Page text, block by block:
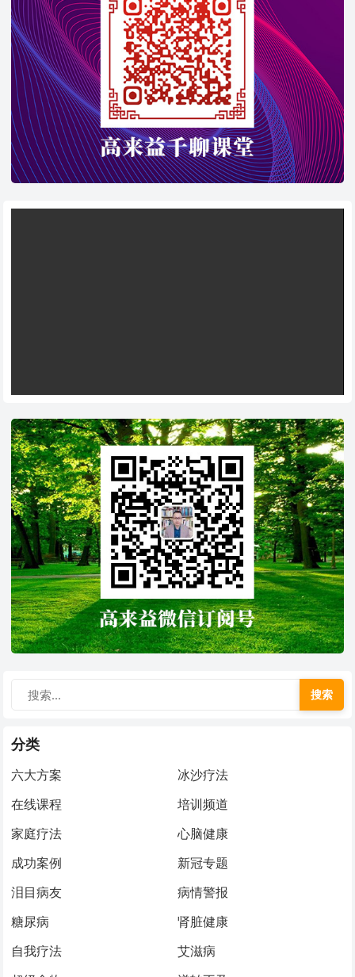
搜索
分类
六大方案
冰沙疗法
在线课程
培训频道
家庭疗法
心脑健康
成功案例
新冠专题
泪目病友
病情警报
糖尿病
肾脏健康
自我疗法
艾滋病